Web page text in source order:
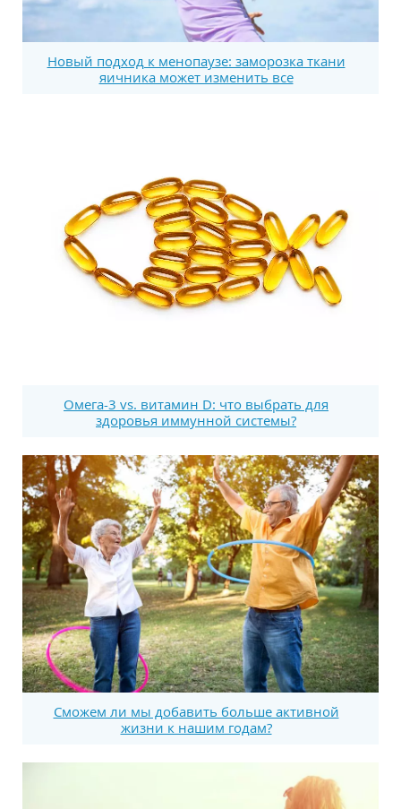
Новый подход к менопаузе: заморозка ткани
яичника может изменить все
Омега-3 vs. витамин D: что выбрать для
здоровья иммунной системы?
Сможем ли мы добавить больше активной
жизни к нашим годам?